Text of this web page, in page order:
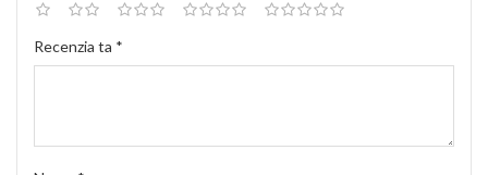
Recenzia ta *